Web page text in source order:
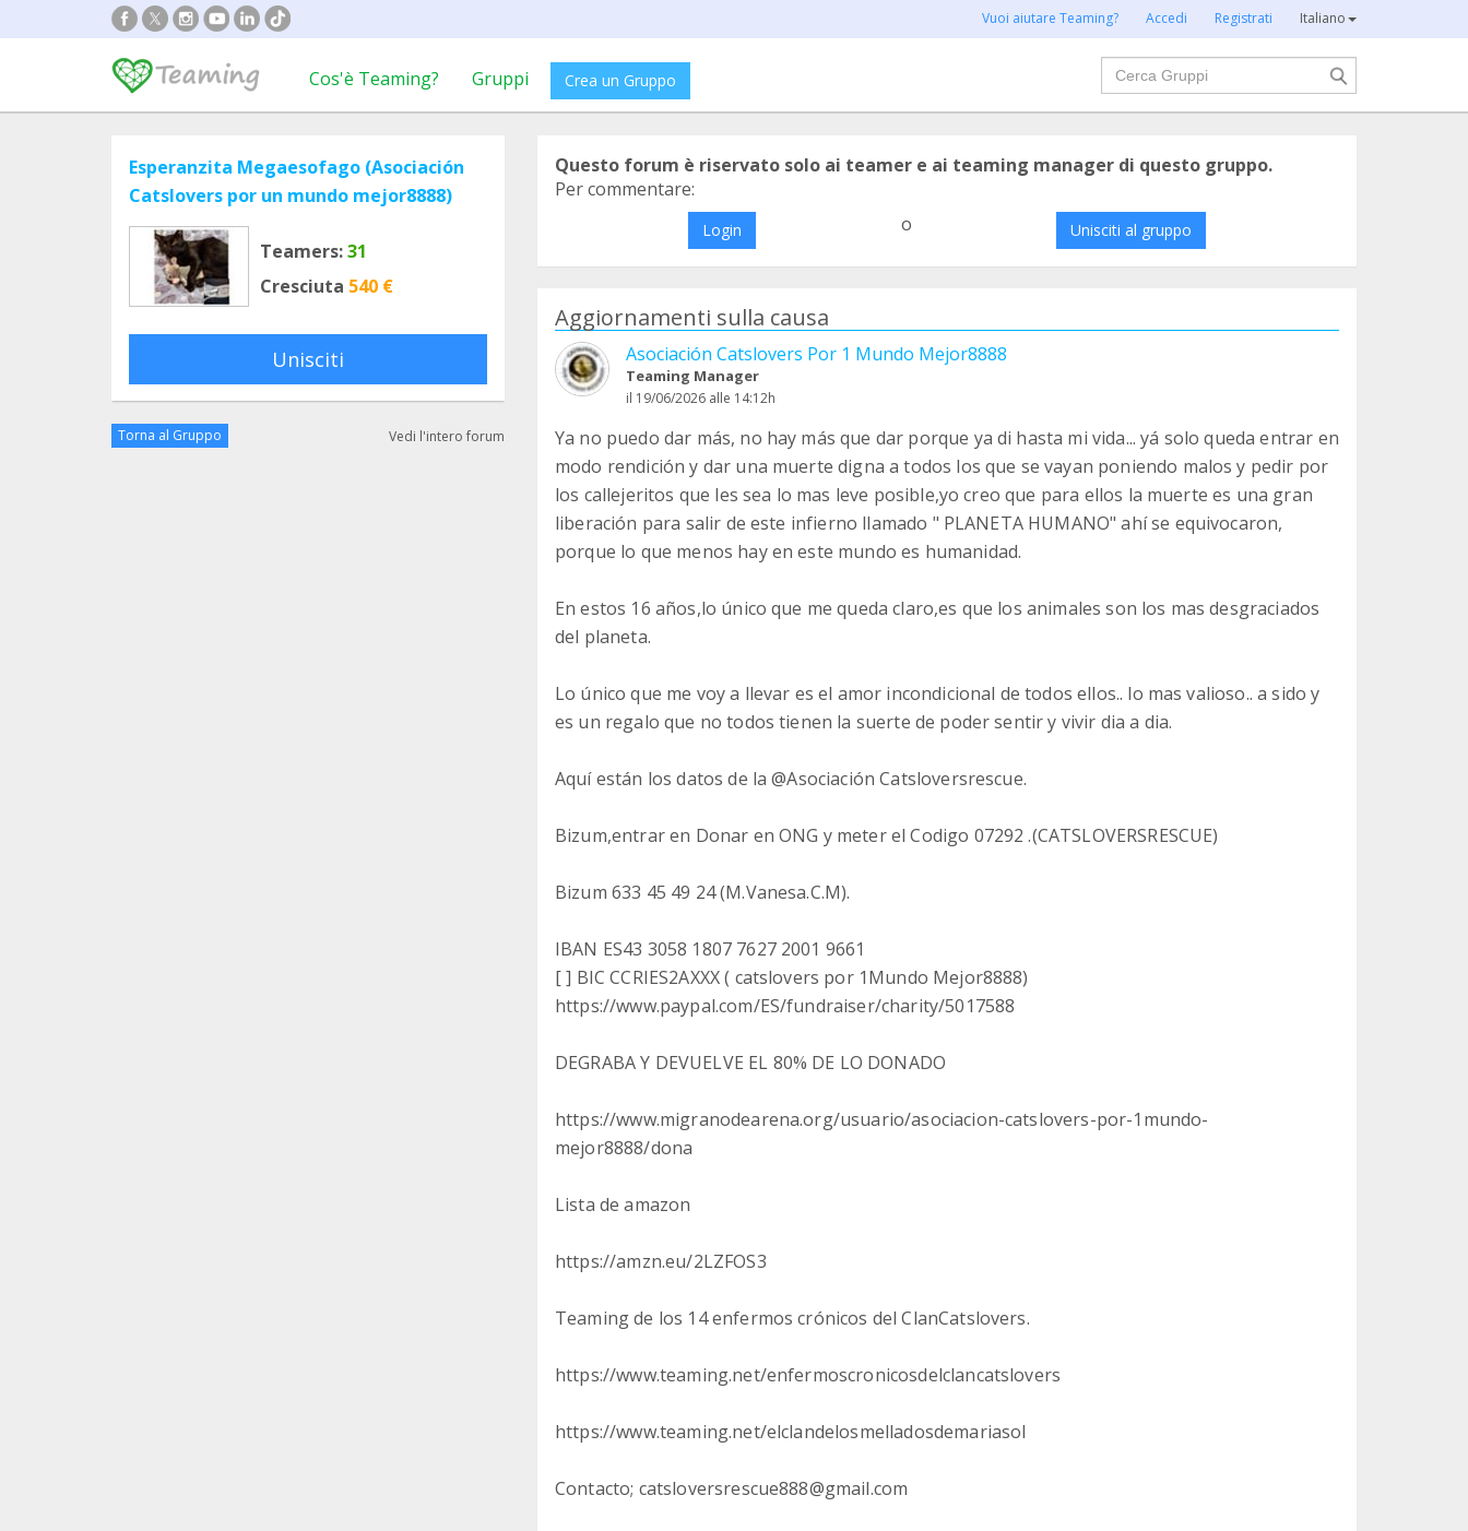
Vuoi aiutare Teaming? Accedi Registrati Italiano
Cos'è Teaming? Gruppi Crea un Gruppo
Cerca
Esperanzita Megaesofago (Asociación
Catslovers por un mundo mejor8888)
Teamers:31
Cresciuta 540 €
Unisciti
Torna al Gruppo Vedi l'intero forum
Questo forum è riservato solo ai teamer e ai teaming manager di questo gruppo.
Per commentare:
Login o Unisciti al gruppo
Aggiornamenti sulla causa
Asociación Catslovers Por 1 Mundo Mejor8888
Teaming Manager
il 19/06/2026 alle 14:12h
Ya no puedo dar más, no hay más que dar porque ya di hasta mi vida... yá solo queda entrar en
modo rendición y dar una muerte digna a todos los que se vayan poniendo malos y pedir por
los callejeritos que les sea lo mas leve posible,yo creo que para ellos la muerte es una gran
liberación para salir de este infierno llamado " PLANETA HUMANO" ahí se equivocaron,
porque lo que menos hay en este mundo es humanidad.
En estos 16 años,lo único que me queda claro,es que los animales son los mas desgraciados
del planeta.
Lo único que me voy a llevar es el amor incondicional de todos ellos.. lo mas valioso.. a sido y
es un regalo que no todos tienen la suerte de poder sentir y vivir dia a dia.
Aquí están los datos de la @Asociación Catsloversrescue.
Bizum,entrar en Donar en ONG y meter el Codigo 07292 .(CATSLOVERSRESCUE)
Bizum 633 45 49 24 (M.Vanesa.C.M).
IBAN ES43 3058 1807 7627 2001 9661
[ ] BIC CCRIES2AXXX ( catslovers por 1Mundo Mejor8888)
https://www.paypal.com/ES/fundraiser/charity/5017588
DEGRABA Y DEVUELVE EL 80% DE LO DONADO
https://www.migranodearena.org/usuario/asociacion-catslovers-por-1mundo-
mejor8888/dona
Lista de amazon
https://amzn.eu/2LZFOS3
Teaming de los 14 enfermos crónicos del ClanCatslovers.
https://www.teaming.net/enfermoscronicosdelclancatslovers
https://www.teaming.net/elclandelosmelladosdemariasol
Contacto; catsloversrescue888@gmail.com